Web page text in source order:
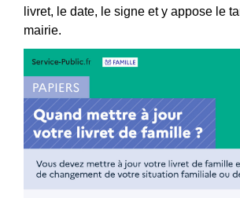
livret, le date, le signe et y appose le
mairie.